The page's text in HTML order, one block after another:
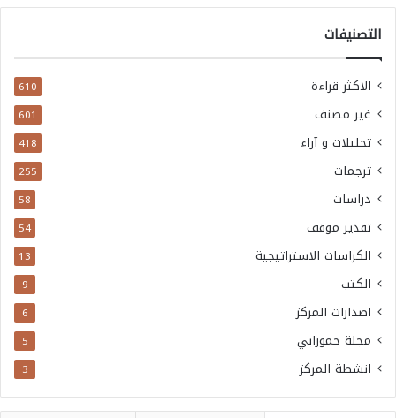
التصنيفات
الاكثر قراءة 610
غير مصنف 601
تحليلات و آراء 418
ترجمات 255
دراسات 58
تقدير موقف 54
الكراسات الاستراتيجية 13
الكتب 9
اصدارات المركز 6
مجلة حمورابي 5
انشطة المركز 3